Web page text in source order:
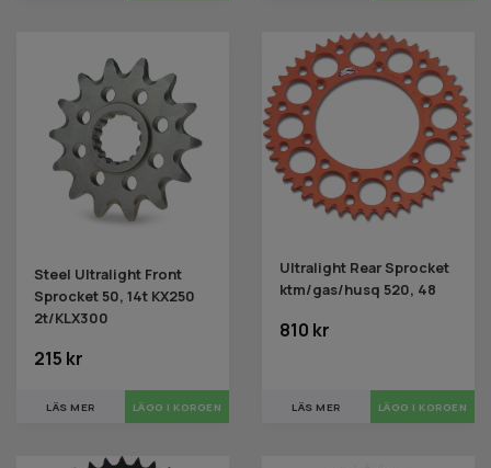
Steel Ultralight Front
Sprocket 50, 14t KX250
2t/KLX300
215 kr
LÄS MER
Ultralight Rear Sprocket
ktm/gas/husq 520, 48
810 kr
LÄS MER